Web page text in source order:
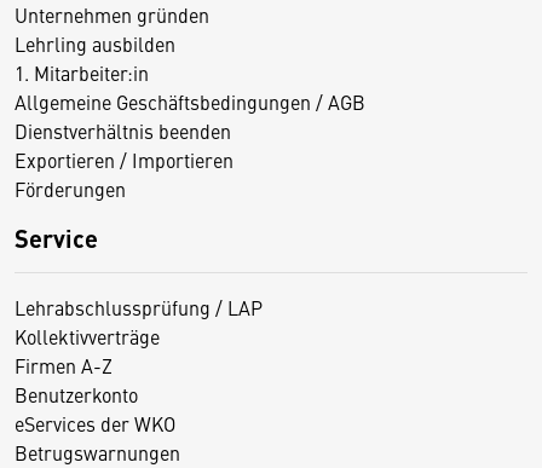
Unternehmen gründen
Lehrling ausbilden
1. Mitarbeiter:in
Allgemeine Geschäftsbedingungen / AGB
Dienstverhältnis beenden
Exportieren / Importieren
Förderungen
Service
Lehrabschlussprüfung / LAP
Kollektivverträge
Firmen A-Z
Benutzerkonto
eServices der WKO
Betrugswarnungen